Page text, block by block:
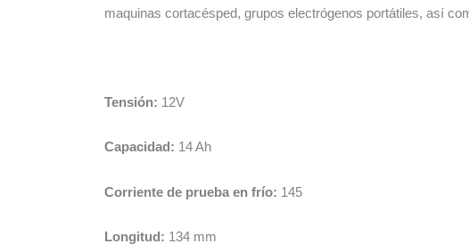
maquinas cortacésped, grupos electrógenos portátiles, así
Tensión: 12V
Capacidad: 14 Ah
Corriente de prueba en frío: 145
Longitud: 134 mm